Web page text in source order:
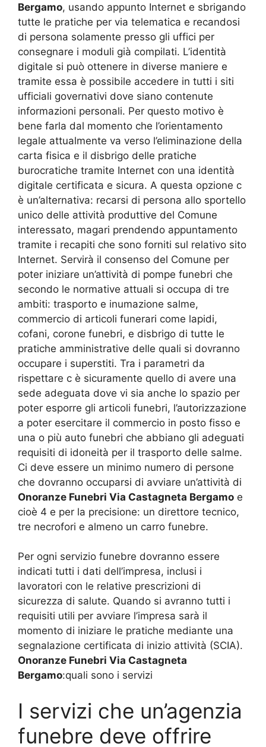
Bergamo, usando appunto Internet e sbrigando
tutte le pratiche per via telematica e recandosi
di persona solamente presso gli uffici per
consegnare i moduli già compilati. L’identità
digitale si può ottenere in diverse maniere e
tramite essa è possibile accedere in tutti i siti
ufficiali governativi dove siano contenute
informazioni personali. Per questo motivo è
bene farla dal momento che l’orientamento
legale attualmente va verso l’eliminazione della
carta fisica e il disbrigo delle pratiche
burocratiche tramite Internet con una identità
digitale certificata e sicura. A questa opzione c
è un’alternativa: recarsi di persona allo sportello
unico delle attività produttive del Comune
interessato, magari prendendo appuntamento
tramite i recapiti che sono forniti sul relativo sito
Internet. Servirà il consenso del Comune per
poter iniziare un’attività di pompe funebri che
secondo le normative attuali si occupa di tre
ambiti: trasporto e inumazione salme,
commercio di articoli funerari come lapidi,
cofani, corone funebri, e disbrigo di tutte le
pratiche amministrative delle quali si dovranno
occupare i superstiti. Tra i parametri da
rispettare c è sicuramente quello di avere una
sede adeguata dove vi sia anche lo spazio per
poter esporre gli articoli funebri, l’autorizzazione
a poter esercitare il commercio in posto fisso e
una o più auto funebri che abbiano gli adeguati
requisiti di idoneità per il trasporto delle salme.
Ci deve essere un minimo numero di persone
che dovranno occuparsi di avviare un’attività di
Onoranze Funebri Via Castagneta Bergamo e
cioè 4 e per la precisione: un direttore tecnico,
tre necrofori e almeno un carro funebre.
Per ogni servizio funebre dovranno essere
indicati tutti i dati dell’impresa, inclusi i
lavoratori con le relative prescrizioni di
sicurezza di salute. Quando si avranno tutti i
requisiti utili per avviare l’impresa sarà il
momento di iniziare le pratiche mediante una
segnalazione certificata di inizio attività (SCIA).
Onoranze Funebri Via Castagneta
Bergamo:quali sono i servizi
I servizi che un’agenzia
funebre deve offrire